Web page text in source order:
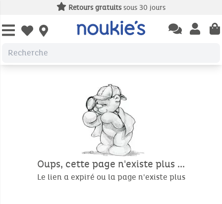
Retours gratuitssous 30 jours
Open wishlist Open
Open
Oups, cette page n'existe plus ...
Le lien a expiré ou la page n'existe plus